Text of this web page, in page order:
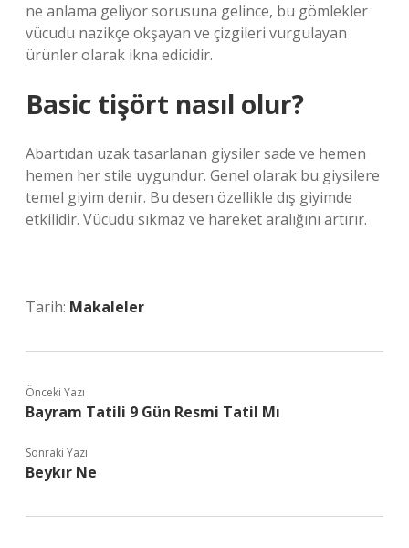
ne anlama geliyor sorusuna gelince, bu gömlekler
vücudu nazikçe okşayan ve çizgileri vurgulayan
ürünler olarak ikna edicidir.
Basic tişört nasıl olur?
Abartıdan uzak tasarlanan giysiler sade ve hemen
hemen her stile uygundur. Genel olarak bu giysilere
temel giyim denir. Bu desen özellikle dış giyimde
etkilidir. Vücudu sıkmaz ve hareket aralığını artırır.
Tarih: Makaleler
Önceki Yazı
Bayram Tatili 9 Gün Resmi Tatil Mı
Sonraki Yazı
Beykır Ne